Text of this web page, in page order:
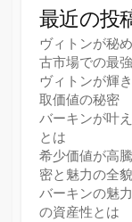
最近の投
ヴィトンが秘
古市場での最
ヴィトンが輝
取価値の秘密
バーキンが叶
とは
希少価値が高
密と魅力の全貌
バーキンの魅
の資産性とは